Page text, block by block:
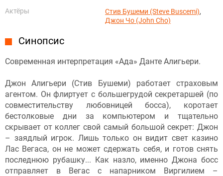
Актёры
Стив Бушеми (Steve Buscemi),
Джон Чо (John Cho)
Синопсис
Современная интерпретация «Ада» Данте Алигьери.
Джон Алигьери (Стив Бушеми) работает страховым
агентом. Он флиртует с большегрудой секретаршей (по
совместительству любовницей босса), коротает
бестолковые дни за компьютером и тщательно
скрывает от коллег свой самый большой секрет: Джон
– заядлый игрок. Лишь только он видит свет казино
Лас Вегаса, он не может сдержать себя, и готов снять
последнюю рубашку... Как назло, именно Джона босс
отправляет в Вегас с напарником Виргилием –